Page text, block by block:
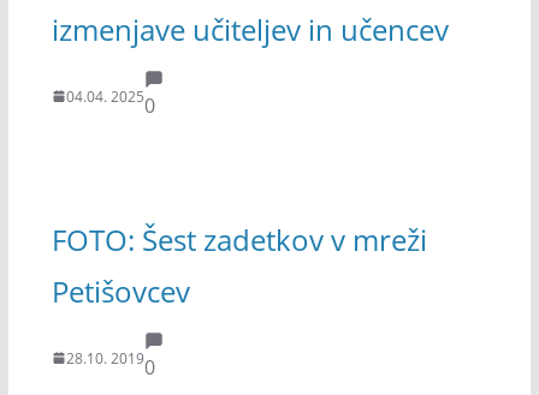
izmenjave učiteljev in učencev
04.04. 20250
FOTO: Šest zadetkov v mreži
Petišovcev
28.10. 20190